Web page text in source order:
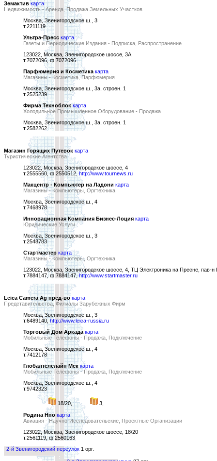
Земактив карта
Недвижимость - Аренда, Продажа Земельных Участков
Москва, Звенигородское ш., 3
т.2211119
Ультра-Пресс карта
Газеты и Периодические Издания - Подписка, Распространение
123022, Москва, Звенигородское шоссе, 3А
т.7072096, ф.7072096
Парфюмерия и Косметика карта
Магазины - Косметика, Парфюмерия
Москва, Звенигородское ш., 3а, строен. 1
т.2525239
Фирма Техноблок карта
Холодильное Промышленное Оборудование - Продажа
Москва, Звенигородское ш., 3а, строен. 1
т.2582262
Магазин Горящих Путевок карта
Туристические Агентства
123022, Москва, Звенигородское шоссе, 4
т.2555560, ф.2550512,http://www.tournews.ru
Макцентр - Компьютер на Ладони карта
Магазины - Компьютеры, Оргтехника
Москва, Звенигородское ш., 4
т.7468978
Инновационная Компания Бизнес-Лоция карта
Юридические Услуги
Москва, Звенигородское ш., 3
т.2548783
Стартмастер карта
Магазины - Компьютеры, Оргтехника
123022, Москва, Звенигородское шоссе, 4, ТЦ Электроника на Пресне, пав-н
т.7884147, ф.7884147,http://www.startmaster.ru
Leica Camera Ag пред-во карта
Представительства, Филиалы Зарубежных Фирм
Москва, Звенигородское ш., 3
т.6489140,http://www.leica-russia.ru
Торговый Дом Аркада карта
Мобильные Телефоны - Продажа, Подключение
Москва, Звенигородское ш., 4
т.7412178
Глобалтелелайн Мск карта
Мобильные Телефоны - Продажа, Подключение
Москва, Звенигородское ш., 4
т.9742323
18/20,
3,
Родина Нпо карта
Авиация - Научно-Исследовательские, Проектные Организации
123022, Москва, Звенигородское шоссе, 18/20
т.2561119, ф.2560163
2-й Звенигородский переулок 1 орг.